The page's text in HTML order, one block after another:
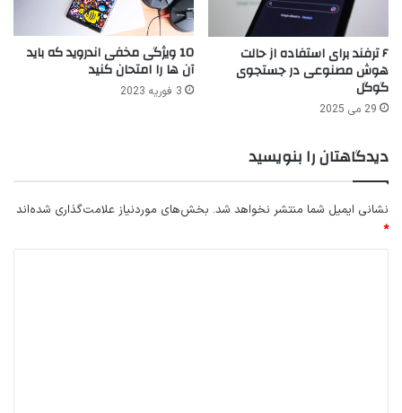
۶ ترفند برای استفاده از حالت
هوش مصنوعی در جستجوی
گوگل
29 می 2025
10 ویژگی مخفی اندروید که باید
آن ها را امتحان کنید
3 فوریه 2023
دیدگاهتان را بنویسید
نشانی ایمیل شما منتشر نخواهد شد. بخش‌های موردنیاز علامت‌گذاری شده‌اند
*